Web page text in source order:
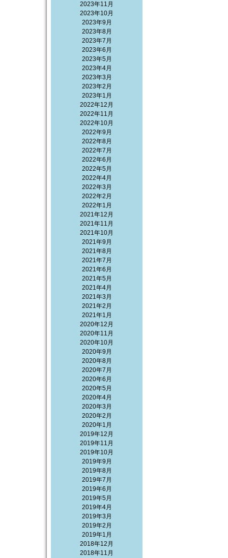
2023年11月
2023年10月
2023年9月
2023年8月
2023年7月
2023年6月
2023年5月
2023年4月
2023年3月
2023年2月
2023年1月
2022年12月
2022年11月
2022年10月
2022年9月
2022年8月
2022年7月
2022年6月
2022年5月
2022年4月
2022年3月
2022年2月
2022年1月
2021年12月
2021年11月
2021年10月
2021年9月
2021年8月
2021年7月
2021年6月
2021年5月
2021年4月
2021年3月
2021年2月
2021年1月
2020年12月
2020年11月
2020年10月
2020年9月
2020年8月
2020年7月
2020年6月
2020年5月
2020年4月
2020年3月
2020年2月
2020年1月
2019年12月
2019年11月
2019年10月
2019年9月
2019年8月
2019年7月
2019年6月
2019年5月
2019年4月
2019年3月
2019年2月
2019年1月
2018年12月
2018年11月